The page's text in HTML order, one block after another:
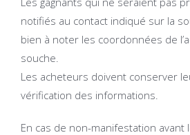
notifiés au contact indiqué sur la
bien à noter les coordonnées de
souche.
Les acheteurs doivent conserver
vérification des informations.
En cas de non-manifestation avant